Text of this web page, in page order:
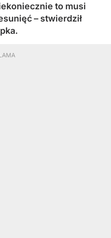
to musi
– stwierdził